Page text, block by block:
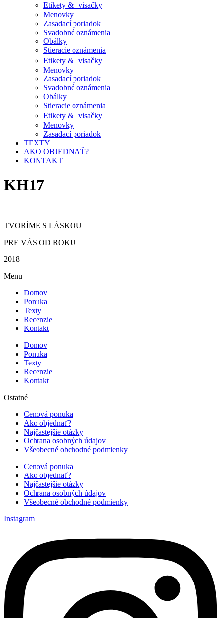
Etikety & visačky
Menovky
Zasadací poriadok
Svadobné oznámenia
Obálky
Stieracie oznámenia
Etikety & visačky
Menovky
Zasadací poriadok
Svadobné oznámenia
Obálky
Stieracie oznámenia
Etikety & visačky
Menovky
Zasadací poriadok
TEXTY
AKO OBJEDNAŤ?
KONTAKT
KH17
TVORÍME S LÁSKOU
PRE VÁS OD ROKU
2018
Menu
Domov
Ponuka
Texty
Recenzie
Kontakt
Domov
Ponuka
Texty
Recenzie
Kontakt
Ostatné
Cenová ponuka
Ako objednať?
Najčastejšie otázky
Ochrana osobných údajov
Všeobecné obchodné podmienky
Cenová ponuka
Ako objednať?
Najčastejšie otázky
Ochrana osobných údajov
Všeobecné obchodné podmienky
Instagram